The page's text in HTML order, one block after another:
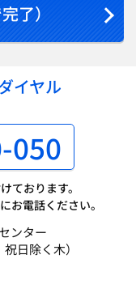
了）
イヤル
050
ております。
お電話ください。
ンター
日除く木）